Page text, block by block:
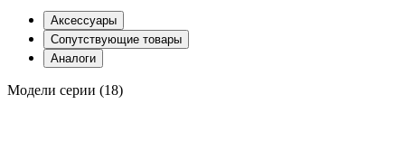
Аксессуары
Сопутствующие товары
Аналоги
Модели серии (18)